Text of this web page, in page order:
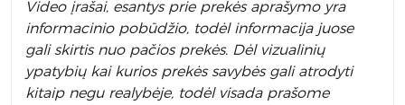
Video įrašai, esantys prie prekės aprašymo yra
informacinio pobūdžio, todėl informacija juose
gali skirtis nuo pačios prekės. Dėl vizualinių
ypatybių kai kurios prekės savybės gali atrodyti
kitaip negu realybėje, todėl visada prašome